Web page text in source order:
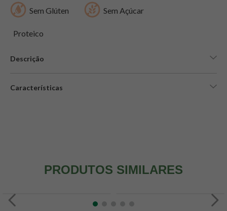
Sem Glúten Sem Açúcar
Proteico
Descrição
Características
PRODUTOS SIMILARES